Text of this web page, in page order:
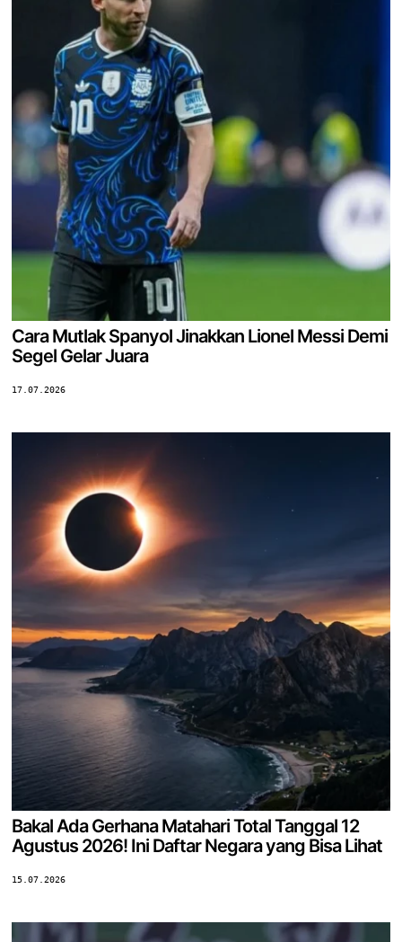
Cara Mutlak Spanyol Jinakkan Lionel Messi Demi
Segel Gelar Juara
17.07.2026
Bakal Ada Gerhana Matahari Total Tanggal 12
Agustus 2026! Ini Daftar Negara yang Bisa Lihat
15.07.2026